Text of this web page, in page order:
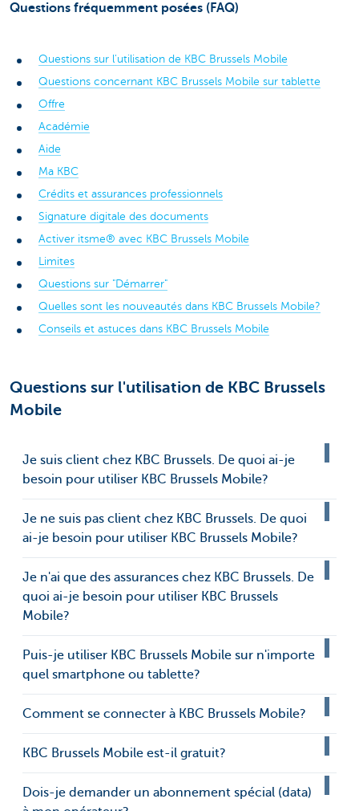
Questions fréquemment posées (FAQ)
Questions sur l'utilisation de KBC Brussels Mobile
Questions concernant KBC Brussels Mobile sur tablette
Offre
Académie
Aide
Ma KBC
Crédits et assurances professionnels
Signature digitale des documents
Activer itsme® avec KBC Brussels Mobile
Limites
Questions sur "Démarrer"
Quelles sont les nouveautés dans KBC Brussels Mobile?
Conseils et astuces dans KBC Brussels Mobile
Questions sur l'utilisation de KBC Brussels
Mobile
Je suis client chez KBC Brussels. De quoi ai-je
besoin pour utiliser KBC Brussels Mobile?
Je ne suis pas client chez KBC Brussels. De quoi
ai-je besoin pour utiliser KBC Brussels Mobile?
Je n'ai que des assurances chez KBC Brussels. De
quoi ai-je besoin pour utiliser KBC Brussels
Mobile?
Puis-je utiliser KBC Brussels Mobile sur n'importe
quel smartphone ou tablette?
Comment se connecter à KBC Brussels Mobile?
KBC Brussels Mobile est-il gratuit?
Dois-je demander un abonnement spécial (data)